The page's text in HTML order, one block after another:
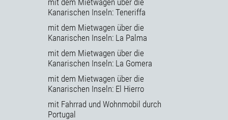
Kanarischen Inseln: Teneriffa
mit dem Mietwagen über die
Kanarischen Inseln: La Palma
mit dem Mietwagen über die
Kanarischen Inseln: La Gomera
mit dem Mietwagen über die
Kanarischen Inseln: El Hierro
mit Fahrrad und Wohnmobil durch
Portugal